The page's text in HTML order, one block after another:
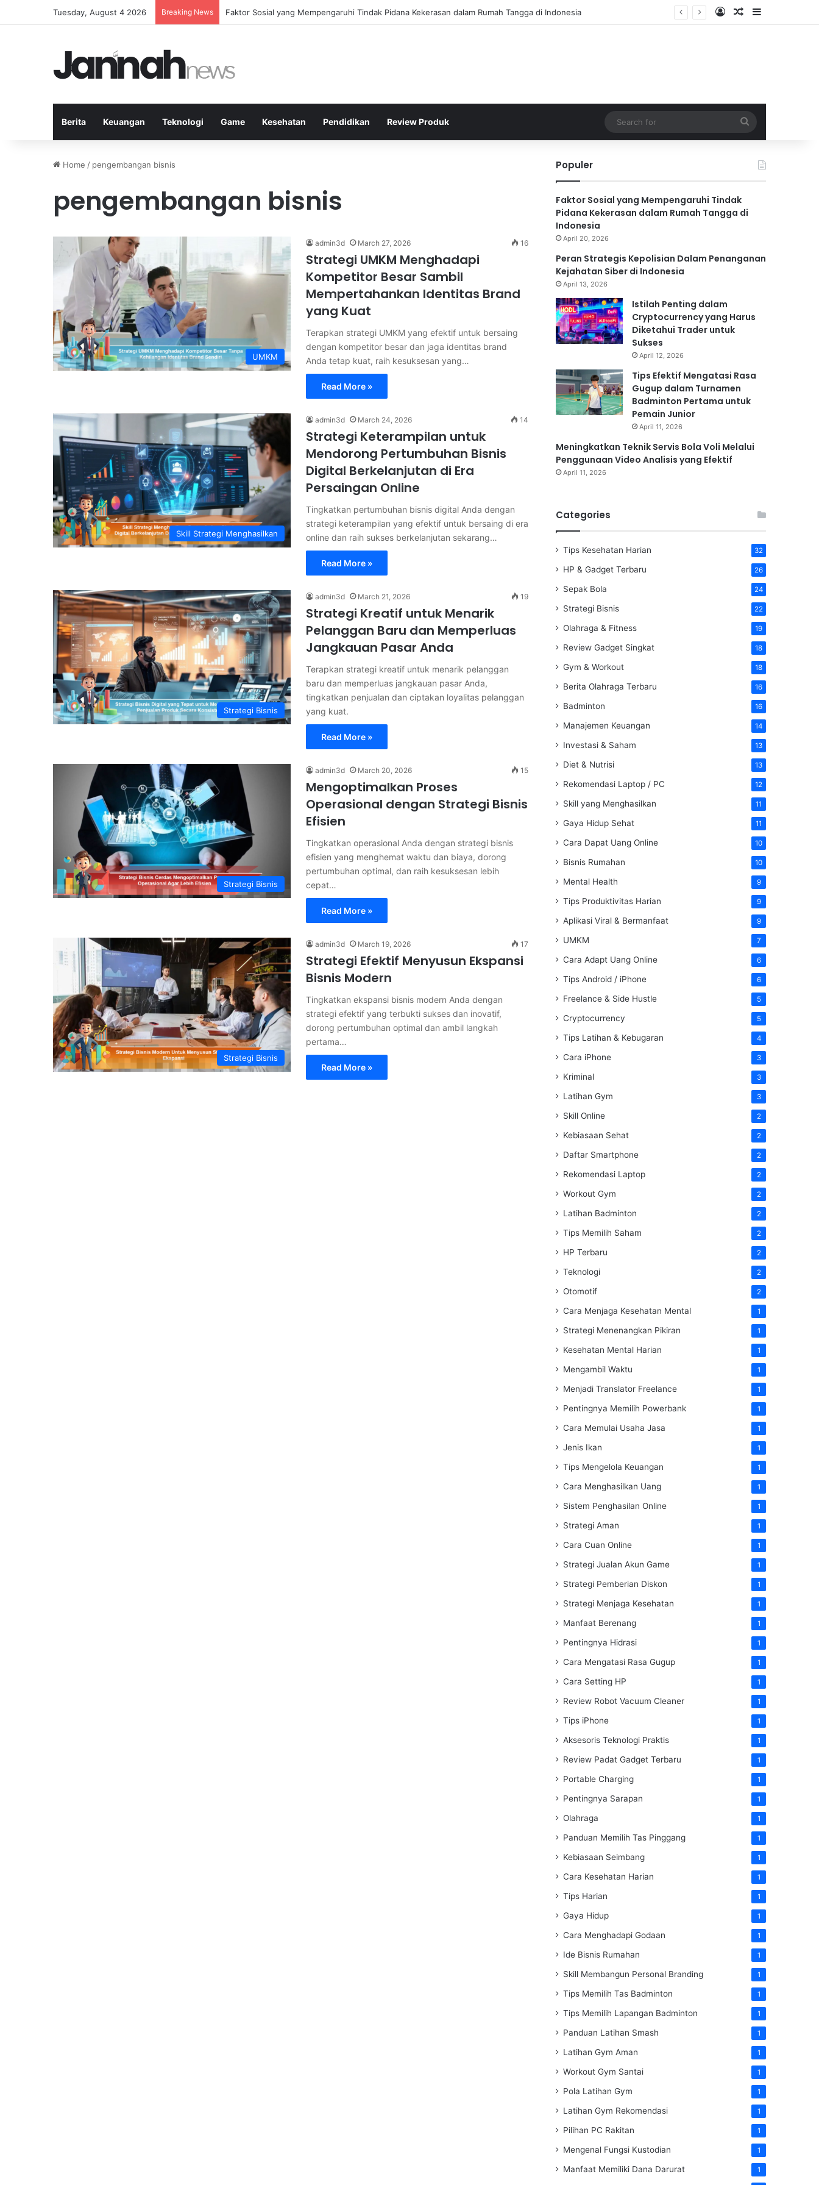
Tuesday, August 4 2026 Breaking News Peran Strategis Kepolisian Dalam Penanganan Kejahatan Siber di Indonesia Log InRandom Article
Sidebar
Berita Keuangan Teknologi Game Kesehatan Pendidikan Review Produk
for
Home / pengembangan bisnis
pengembangan bisnis
UMKM
admin3d March 27, 2026 16
Strategi UMKM Menghadapi
Kompetitor Besar Sambil
Mempertahankan Identitas Brand
yang Kuat
Terapkan strategi UMKM yang efektif untuk bersaing
dengan kompetitor besar dan jaga identitas brand
Anda tetap kuat, raih kesuksesan yang…
Read More »
Skill Strategi Menghasilkan
admin3d March 24, 2026 14
Strategi Keterampilan untuk
Mendorong Pertumbuhan Bisnis
Digital Berkelanjutan di Era
Persaingan Online
Tingkatkan pertumbuhan bisnis digital Anda dengan
strategi keterampilan yang efektif untuk bersaing di era
online dan raih sukses berkelanjutan sekarang…
Read More »
Strategi Bisnis
admin3d March 21, 2026 19
Strategi Kreatif untuk Menarik
Pelanggan Baru dan Memperluas
Jangkauan Pasar Anda
Terapkan strategi kreatif untuk menarik pelanggan
baru dan memperluas jangkauan pasar Anda,
tingkatkan penjualan dan ciptakan loyalitas pelanggan
yang kuat.
Read More »
Strategi Bisnis
admin3d March 20, 2026 15
Mengoptimalkan Proses
Operasional dengan Strategi Bisnis
Efisien
Tingkatkan operasional Anda dengan strategi bisnis
efisien yang menghemat waktu dan biaya, dorong
pertumbuhan optimal, dan raih kesuksesan lebih
cepat…
Read More »
Strategi Bisnis
admin3d March 19, 2026 17
Strategi Efektif Menyusun Ekspansi
Bisnis Modern
Tingkatkan ekspansi bisnis modern Anda dengan
strategi efektif yang terbukti sukses dan inovatif,
dorong pertumbuhan optimal dan ambil langkah
pertama…
Read More »
Populer
Faktor Sosial yang Mempengaruhi Tindak
Pidana Kekerasan dalam Rumah Tangga di
Indonesia
April 20, 2026
Peran Strategis Kepolisian Dalam Penanganan
Kejahatan Siber di Indonesia
April 13, 2026
Istilah Penting dalam
Cryptocurrency yang Harus
Diketahui Trader untuk
Sukses
April 12, 2026
Tips Efektif Mengatasi Rasa
Gugup dalam Turnamen
Badminton Pertama untuk
Pemain Junior
April 11, 2026
Meningkatkan Teknik Servis Bola Voli Melalui
Penggunaan Video Analisis yang Efektif
April 11, 2026
Categories
Tips Kesehatan Harian 32
HP & Gadget Terbaru 26
Sepak Bola 24
Strategi Bisnis 22
Olahraga & Fitness 19
Review Gadget Singkat 18
Gym & Workout 18
Berita Olahraga Terbaru 16
Badminton 16
Manajemen Keuangan 14
Investasi & Saham 13
Diet & Nutrisi 13
Rekomendasi Laptop / PC 12
Skill yang Menghasilkan 11
Gaya Hidup Sehat 11
Cara Dapat Uang Online 10
Bisnis Rumahan 10
Mental Health 9
Tips Produktivitas Harian 9
Aplikasi Viral & Bermanfaat 9
UMKM 7
Cara Adapt Uang Online 6
Tips Android / iPhone 6
Freelance & Side Hustle 5
Cryptocurrency 5
Tips Latihan & Kebugaran 4
Cara iPhone 3
Kriminal 3
Latihan Gym 3
Skill Online 2
Kebiasaan Sehat 2
Daftar Smartphone 2
Rekomendasi Laptop 2
Workout Gym 2
Latihan Badminton 2
Tips Memilih Saham 2
HP Terbaru 2
Teknologi 2
Otomotif 2
Cara Menjaga Kesehatan Mental 1
Strategi Menenangkan Pikiran 1
Kesehatan Mental Harian 1
Mengambil Waktu 1
Menjadi Translator Freelance 1
Pentingnya Memilih Powerbank 1
Cara Memulai Usaha Jasa 1
Jenis Ikan 1
Tips Mengelola Keuangan 1
Cara Menghasilkan Uang 1
Sistem Penghasilan Online 1
Strategi Aman 1
Cara Cuan Online 1
Strategi Jualan Akun Game 1
Strategi Pemberian Diskon 1
Strategi Menjaga Kesehatan 1
Manfaat Berenang 1
Pentingnya Hidrasi 1
Cara Mengatasi Rasa Gugup 1
Cara Setting HP 1
Review Robot Vacuum Cleaner 1
Tips iPhone 1
Aksesoris Teknologi Praktis 1
Review Padat Gadget Terbaru 1
Portable Charging 1
Pentingnya Sarapan 1
Olahraga 1
Panduan Memilih Tas Pinggang 1
Kebiasaan Seimbang 1
Cara Kesehatan Harian 1
Tips Harian 1
Gaya Hidup 1
Cara Menghadapi Godaan 1
Ide Bisnis Rumahan 1
Skill Membangun Personal Branding 1
Tips Memilih Tas Badminton 1
Tips Memilih Lapangan Badminton 1
Panduan Latihan Smash 1
Latihan Gym Aman 1
Workout Gym Santai 1
Pola Latihan Gym 1
Latihan Gym Rekomendasi 1
Pilihan PC Rakitan 1
Mengenal Fungsi Kustodian 1
Manfaat Memiliki Dana Darurat 1